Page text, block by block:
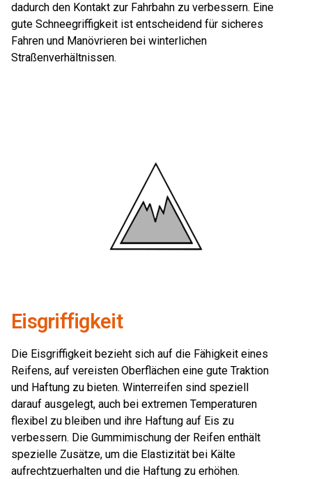
dadurch den Kontakt zur Fahrbahn zu verbessern. Eine
gute Schneegriffigkeit ist entscheidend für sicheres
Fahren und Manövrieren bei winterlichen
Straßenverhältnissen.
Eisgriffigkeit
Die Eisgriffigkeit bezieht sich auf die Fähigkeit eines
Reifens, auf vereisten Oberflächen eine gute Traktion
und Haftung zu bieten. Winterreifen sind speziell
darauf ausgelegt, auch bei extremen Temperaturen
flexibel zu bleiben und ihre Haftung auf Eis zu
verbessern. Die Gummimischung der Reifen enthält
spezielle Zusätze, um die Elastizität bei Kälte
aufrechtzuerhalten und die Haftung zu erhöhen.